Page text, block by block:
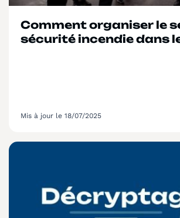
Comment organiser le
sécurité incendie dans
Mis à jour le 18/07/2025